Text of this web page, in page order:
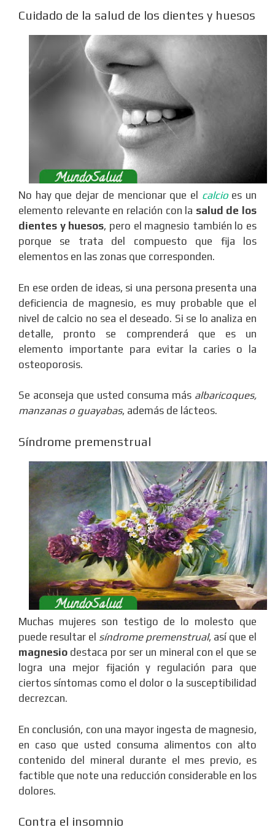
Cuidado de la salud de los dientes y huesos
No hay que dejar de mencionar que el calcioes un
elemento relevante en relación con la salud de los
dientes y huesos, pero el magnesio también lo es
porque se trata del compuesto que fija los
elementos en las zonas que corresponden.
En ese orden de ideas, si una persona presenta una
deficiencia de magnesio, es muy probable que el
nivel de calcio no sea el deseado. Si se lo analiza en
detalle, pronto se comprenderá que es un
elemento importante para evitar la caries o la
osteoporosis.
Se aconseja que usted consuma más albaricoques,
manzanas o guayabas, además de lácteos.
Síndrome premenstrual
Muchas mujeres son testigo de lo molesto que
puede resultar el síndrome premenstrual, así que el
magnesio destaca por ser un mineral con el que se
logra una mejor fijación y regulación para que
ciertos síntomas como el dolor o la susceptibilidad
decrezcan.
En conclusión, con una mayor ingesta de magnesio,
en caso que usted consuma alimentos con alto
contenido del mineral durante el mes previo, es
factible que note una reducción considerable en los
dolores.
Contra el insomnio